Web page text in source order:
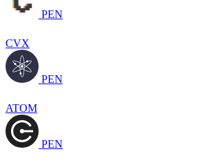
PEN
CVX
PEN
ATOM
PEN